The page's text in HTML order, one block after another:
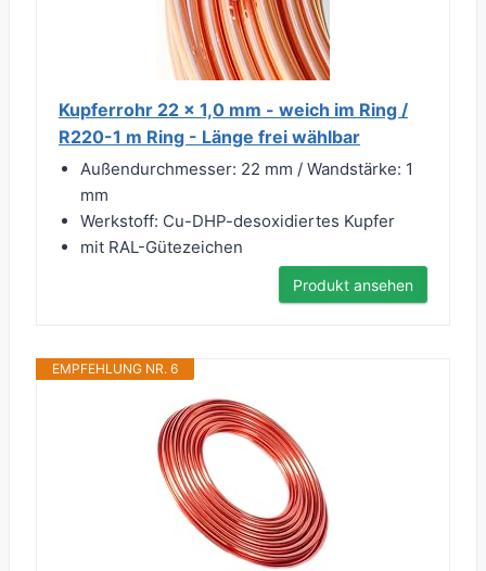
Kupferrohr 22 x 1,0 mm - weich im Ring /
R220-1 m Ring - Länge frei wählbar
Außendurchmesser: 22 mm / Wandstärke: 1
mm
Werkstoff: Cu-DHP-desoxidiertes Kupfer
mit RAL-Gütezeichen
Produkt ansehen
EMPFEHLUNG NR. 6